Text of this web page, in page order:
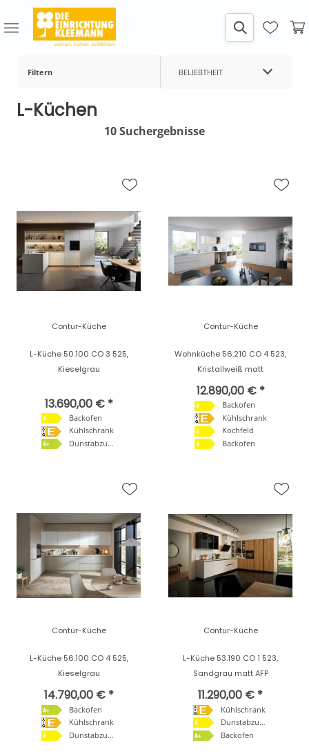
Filtern BELIEBTHEIT
L-Küchen
10 Suchergebnisse
Contur-Küche
L-Küche 50.100 CO 3 525,
Kieselgrau
13.690,00 € *
Backofen
Kühlschrank
Dunstabzugshaube
Contur-Küche
Wohnküche 56.210 CO 4 523,
Kristallweiß matt
12.890,00 € *
Backofen
Kühlschrank
Kochfeld
Backofen
Contur-Küche
L-Küche 56.100 CO 4 525,
Kieselgrau
14.790,00 € *
Backofen
Kühlschrank
Dunstabzugshaube
Contur-Küche
L-Küche 53.190 CO 1 523,
Sandgrau matt AFP
11.290,00 € *
Kühlschrank
Dunstabzugshaube
Backofen